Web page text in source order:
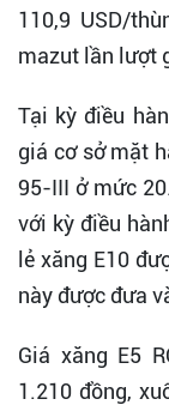
110,9 USD/
mazut lần lượt
Tại kỳ điều
giá cơ sở mặt
95-III ở mức
với kỳ điều
lẻ xăng E10
này được đưa
Giá xăng E5
1.210 đồng,